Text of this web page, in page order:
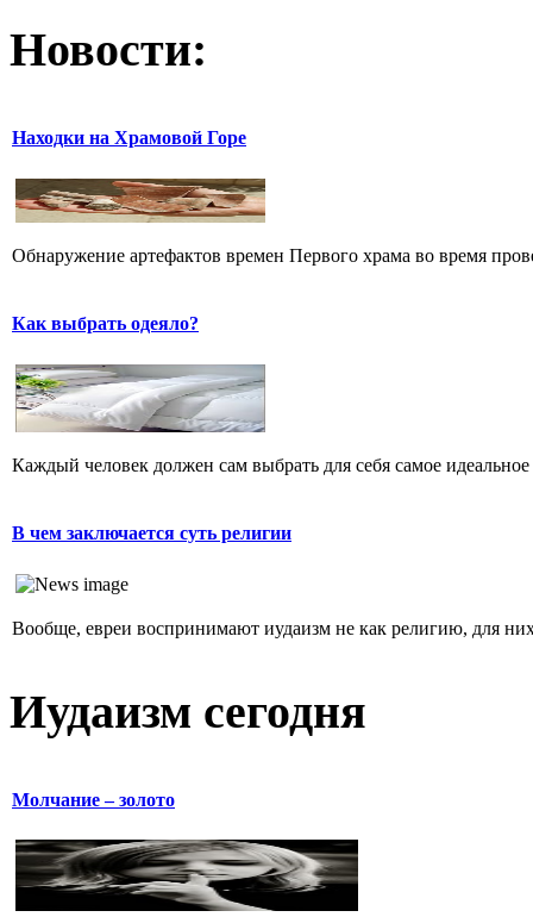
Новости:
Находки на Храмовой Горе
Обнаружение артефактов времен Первого храма во время
Как выбрать одеяло?
Каждый человек должен сам выбрать для себя самое
В чем заключается суть религии
Вообще, евреи воспринимают иудаизм не как религию, для
Иудаизм сегодня
Молчание – золото